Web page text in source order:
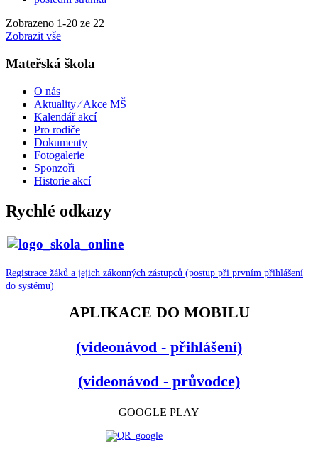
Zobrazeno 1-20 ze 22
Zobrazit vše
Mateřská škola
O nás
Aktuality ⁄ Akce MŠ
Kalendář akcí
Pro rodiče
Dokumenty
Fotogalerie
Sponzoři
Historie akcí
Rychlé odkazy
Registrace žáků a jejich zákonných zástupců (postup při prvním přihlášení
do systému)
APLIKACE DO MOBILU
(videonávod - přihlášení)
(videonávod - průvodce)
GOOGLE PLAY